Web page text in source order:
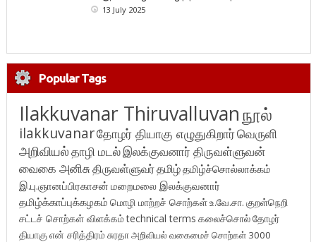
13 July 2025
Popular Tags
Ilakkuvanar Thiruvalluvanநூல்
ilakkuvanarதோழர் தியாகு எழுதுகிறார்வெருளி
அறிவியல்தாழி மடல்இலக்குவனார் திருவள்ளுவன்
வைகை அனிசுதிருவள்ளுவர்தமிழ்தமிழ்ச்சொல்லாக்கம்
இ.பு.ஞானப்பிரகாசன் மறைமலை இலக்குவனார்
தமிழ்க்காப்புக்கழகம் மொழி மாற்றச் சொற்கள்உ.வே.சா. குறள்நெறி
சட்டச் சொற்கள் விளக்கம்technical terms கலைச்சொல்தோழர்
தியாகுஎன் சரித்திரம்சுரதாஅறிவியல் வகைமைச் சொற்கள் 3000